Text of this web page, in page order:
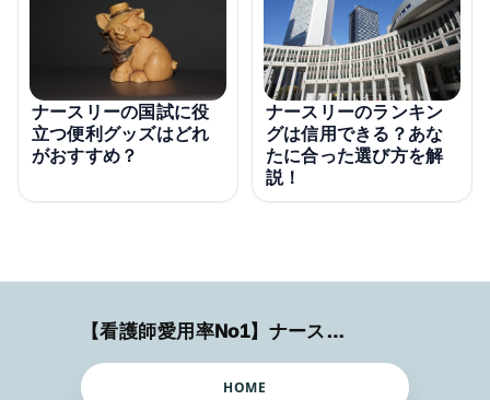
ナースリーの国試に役
立つ便利グッズはどれ
がおすすめ？
ナースリーのランキン
グは信用できる？あな
たに合った選び方を解
説！
【看護師愛用率No1】ナースリーで人気の商品はコレ
HOME